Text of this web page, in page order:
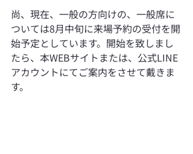
尚、現在、一般の方向けの、一般席に
ついては8月中旬に来場予約の受付を開
始予定としています。開始を致しまし
たら、本WEBサイトまたは、公式LINE
アカウントにてご案内をさせて戴きま
す。